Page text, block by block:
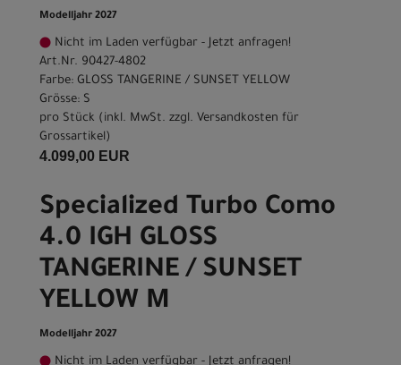
Modelljahr 2027
Nicht im Laden verfügbar - Jetzt anfragen!
Art.Nr. 90427-4802
Farbe: GLOSS TANGERINE / SUNSET YELLOW
Grösse: S
pro Stück (inkl. MwSt. zzgl. Versandkosten für
Grossartikel)
4.099,00 EUR
Specialized Turbo Como
4.0 IGH GLOSS
TANGERINE / SUNSET
YELLOW M
Modelljahr 2027
Nicht im Laden verfügbar - Jetzt anfragen!